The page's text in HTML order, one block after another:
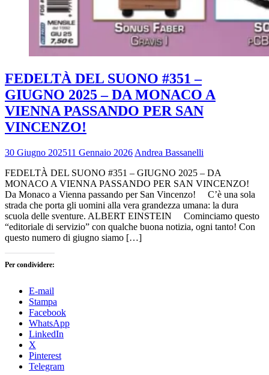
FEDELTÀ DEL SUONO #351 –
GIUGNO 2025 – DA MONACO A
VIENNA PASSANDO PER SAN
VINCENZO!
30 Giugno 202511 Gennaio 2026 Andrea Bassanelli
FEDELTÀ DEL SUONO #351 – GIUGNO 2025 – DA
MONACO A VIENNA PASSANDO PER SAN VINCENZO!
Da Monaco a Vienna passando per San Vincenzo! C’è una sola
strada che porta gli uomini alla vera grandezza umana: la dura
scuola delle sventure. ALBERT EINSTEIN Cominciamo questo
“editoriale di servizio” con qualche buona notizia, ogni tanto! Con
questo numero di giugno siamo […]
Per condividere:
E-mail
Stampa
Facebook
WhatsApp
LinkedIn
X
Pinterest
Telegram